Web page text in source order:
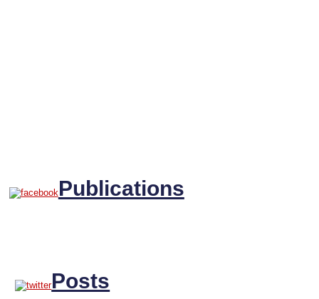
Publications
Posts